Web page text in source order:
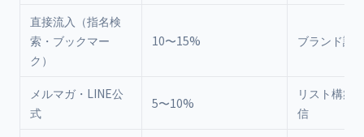
直接流入（指名検
索・ブックマー
ク）
10〜15% ブランド認
メルマガ・LINE公
式
5〜10%
リスト構築
信